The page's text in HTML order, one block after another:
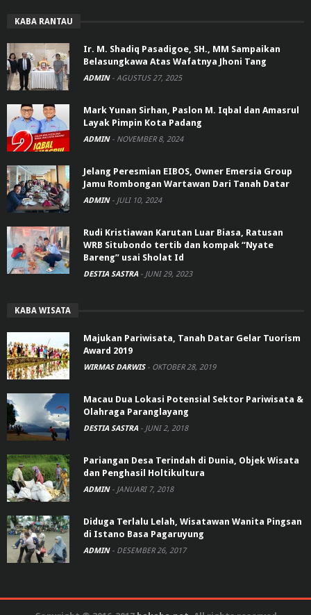
KABA RANTAU
Ir. M. Shadiq Pasadigoe, SH., MM Sampaikan
Belasungkawa Atas Wafatnya Jhoni Tang
ADMIN - AGUSTUS 27, 2025
Mark Yunan Sirhan, Paslon M. Iqbal dan Amasrul
Layak Pimpin Kota Padang
ADMIN - NOVEMBER 8, 2024
Jelang Peresmian EIBOS, Owner Emersia Group
Jamu Rombongan Wartawan Dari Tanah Datar
ADMIN - JULI 10, 2024
Rudi Kristiawan Karutan Luar Biasa, Ratusan
WRB Situbondo tertib dan kompak “Nyate
Bareng” usai Sholat Id
DESTIA SASTRA - JUNI 29, 2023
KABA WISATA
Majukan Pariwisata, Tanah Datar Gelar Tuorism
Award 2019
WIRMAS DARWIS - OKTOBER 28, 2019
Macau Dua Lokasi Potensial Sektor Pariwisata &
Olahraga Paranglayang
DESTIA SASTRA - JUNI 2, 2018
Pariangan Desa Terindah di Dunia, Objek Wisata
dan Penghasil Holtikultura
ADMIN - JANUARI 7, 2018
Diduga Terlalu Lelah, Wisatawan Wanita Pingsan
di Istano Basa Pagaruyung
ADMIN - DESEMBER 26, 2017